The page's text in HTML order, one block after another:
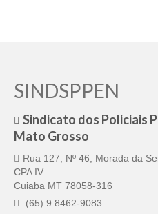
SINDSPPEN
Sindicato dos Policiais
Mato Grosso
Rua 127, Nº 46, Morada da
CPA IV
Cuiaba MT 78058-316
(65) 9 8462-9083